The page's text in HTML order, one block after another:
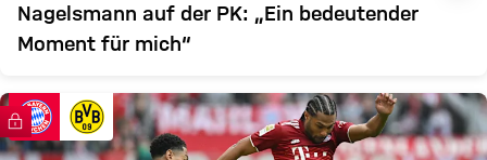
Nagelsmann auf der PK: „Ein bedeutender
Moment für mich“
FC Bayern TV PLUS